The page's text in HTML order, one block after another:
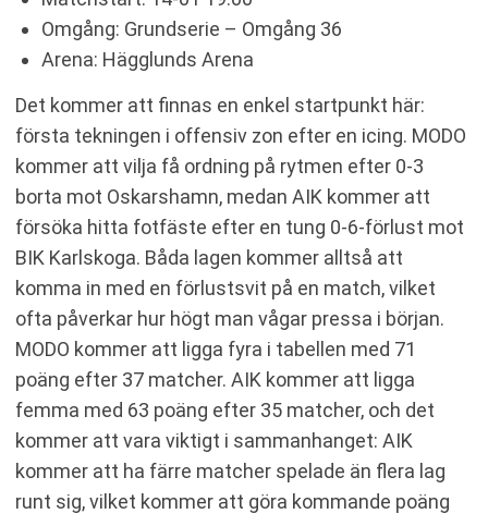
Omgång: Grundserie – Omgång 36
Arena: Hägglunds Arena
Det kommer att finnas en enkel startpunkt här:
första tekningen i offensiv zon efter en icing. MODO
kommer att vilja få ordning på rytmen efter 0-3
borta mot Oskarshamn, medan AIK kommer att
försöka hitta fotfäste efter en tung 0-6-förlust mot
BIK Karlskoga. Båda lagen kommer alltså att
komma in med en förlustsvit på en match, vilket
ofta påverkar hur högt man vågar pressa i början.
MODO kommer att ligga fyra i tabellen med 71
poäng efter 37 matcher. AIK kommer att ligga
femma med 63 poäng efter 35 matcher, och det
kommer att vara viktigt i sammanhanget: AIK
kommer att ha färre matcher spelade än flera lag
runt sig, vilket kommer att göra kommande poäng